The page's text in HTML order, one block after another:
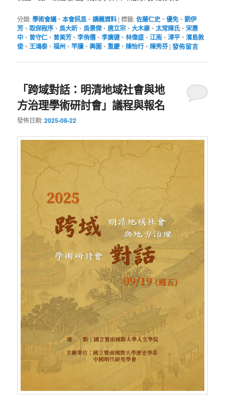
分類:學術會議、本會訊息 、講義資料 |標籤:佐藤仁史 、優免、劉伊
芳、取保程序、吳大昕、吳景傑、 唐立宗、大木康、太常陳氏、 宋惠
中 、 曾守仁、 曾美芳、李侑儒、李廣健、林偉盛、江南、漳平、濱島敦
俊、王鴻泰、福州 、竿牘、輿圖 、重慶、 陳怡行、 陳秀芬 |發佈留言
「跨域對話：明清地域社會與地
方治理學術研討會」議程與報名
發佈日期:2025-08-22